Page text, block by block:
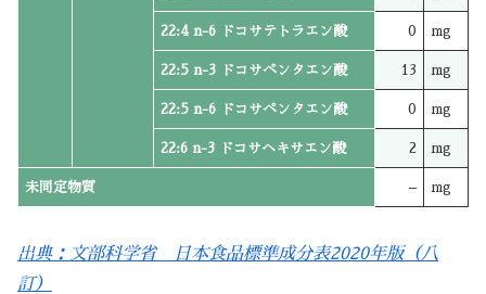
22:4 n-6 ドコサテトラエン酸 0 mg
22:5 n-3 ドコサペンタエン酸 13 mg
22:5 n-6 ドコサペンタエン酸 0 mg
22:6 n-3 ドコサヘキサエン酸 2 mg
未同定物質 – mg
出典：文部科学省 日本食品標準成分表2020年版（八
訂）